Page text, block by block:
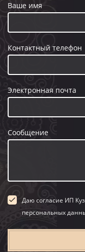
Ваше имя
Контактный телефон
Электронная почта
Сообщение
Даю согласие ИП
персональных